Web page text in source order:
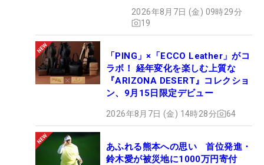
2026年8月7日 (金) 09時29分
19
「PING」×「ECCO Leather」がコ
ラボ！ 経年変化を楽しむ上質な
『ARIZONA DESERT』コレクショ
ン、9月15日限定デビュー
2026年8月7日 (金) 14時28分 64
あふれる熊本への思い 首位発進・
鈴木愛が被災地に1000万円寄付